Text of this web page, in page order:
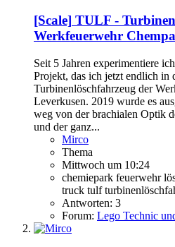
[Scale] TULF -
Werkfeuerwehr
Seit 5 Jahren experimentiere
Projekt, das ich jetzt endlich in
Turbinenlöschfahrzeug der
Leverkusen. 2019 wurde es
weg von der brachialen Optik
und der ganz...
Mirco
Thema
Mittwoch um 10:24
chemiepark feuerwehr
truck tulf
Antworten: 3
Forum: Lego Technic